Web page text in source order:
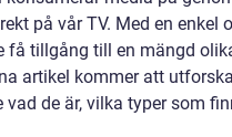
på vår TV. Med en enkel
få tillgång till en mängd
artikel kommer att
de är, vilka typer som